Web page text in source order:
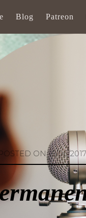
Blog Patreon
ON15/06/